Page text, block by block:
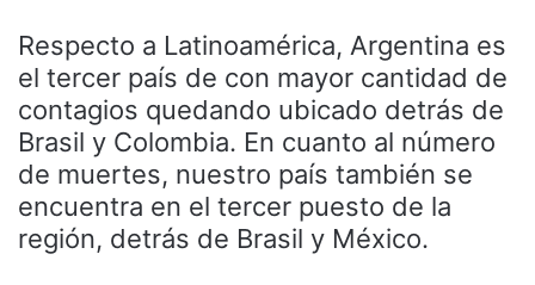
Respecto a Latinoamérica, Argentina es
el tercer país de con mayor cantidad de
contagios quedando ubicado detrás de
Brasil y Colombia. En cuanto al número
de muertes, nuestro país también se
encuentra en el tercer puesto de la
región, detrás de Brasil y México.